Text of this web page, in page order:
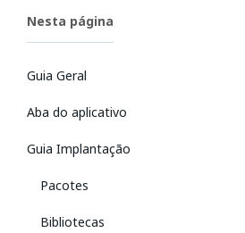
Nesta página
Guia Geral
Aba do aplicativo
Guia Implantação
Pacotes
Bibliotecas